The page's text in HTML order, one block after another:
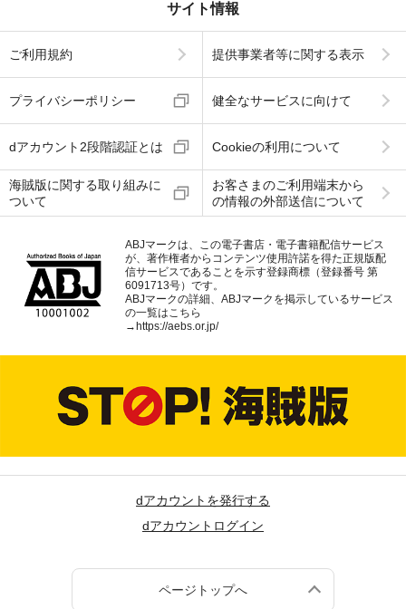
サイト情報
ご利用規約 提供事業者等に関する表示
プライバシーポリシー 健全なサービスに向けて
dアカウント2段階認証とは Cookieの利用について
海賊版に関する取り組みに
ついて
お客さまのご利用端末から
の情報の外部送信について
ABJマークは、この電子書店・電子書籍配信サービス
が、著作権者からコンテンツ使用許諾を得た正規版配
信サービスであることを示す登録商標（登録番号 第
6091713号）です。
ABJマークの詳細、ABJマークを掲示しているサービス
の一覧はこちら
→https://aebs.or.jp/
dアカウントを発行する
dアカウントログイン
ページトップへ